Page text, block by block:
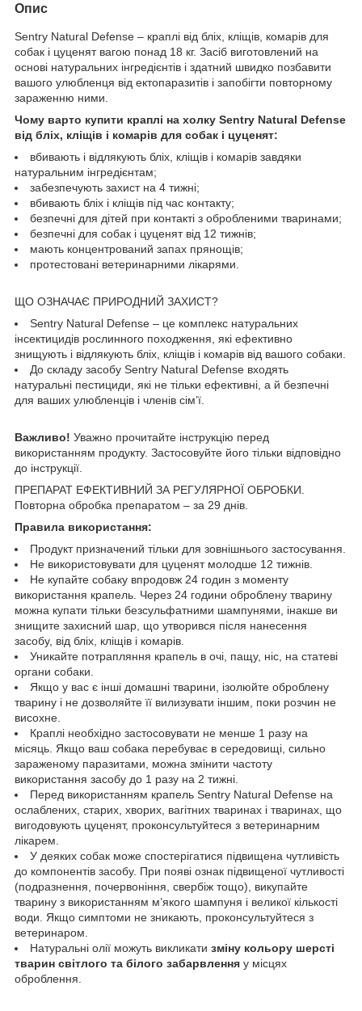
Опис
Sentry Natural Defense – краплі від бліх, кліщів, комарів для
собак і цуценят вагою понад 18 кг. Засіб виготовлений на
основі натуральних інгредієнтів і здатний швидко позбавити
вашого улюбленця від ектопаразитів і запобігти повторному
зараженню ними.
Чому варто купити краплі на холку Sentry Natural Defense
від бліх, кліщів і комарів для собак і цуценят:
вбивають і відлякують бліх, кліщів і комарів завдяки
натуральним інгредієнтам;
забезпечують захист на 4 тижні;
вбивають бліх і кліщів під час контакту;
безпечні для дітей при контакті з обробленими тваринами;
безпечні для собак і цуценят від 12 тижнів;
мають концентрований запах прянощів;
протестовані ветеринарними лікарями.
ЩО ОЗНАЧАЄ ПРИРОДНИЙ ЗАХИСТ?
Sentry Natural Defense – це комплекс натуральних
інсектицидів рослинного походження, які ефективно
знищують і відлякують бліх, кліщів і комарів від вашого собаки.
До складу засобу Sentry Natural Defense входять
натуральні пестициди, які не тільки ефективні, а й безпечні
для ваших улюбленців і членів сім’ї.
Важливо! Уважно прочитайте інструкцію перед
використанням продукту. Застосовуйте його тільки відповідно
до інструкції.
ПРЕПАРАТ ЕФЕКТИВНИЙ ЗА РЕГУЛЯРНОЇ ОБРОБКИ.
Повторна обробка препаратом – за 29 днів.
Правила використання:
Продукт призначений тільки для зовнішнього застосування.
Не використовувати для цуценят молодше 12 тижнів.
Не купайте собаку впродовж 24 годин з моменту
використання крапель. Через 24 години оброблену тварину
можна купати тільки безсульфатними шампунями, інакше ви
знищите захисний шар, що утворився після нанесення
засобу, від бліх, кліщів і комарів.
Уникайте потрапляння крапель в очі, пащу, ніс, на статеві
органи собаки.
Якщо у вас є інші домашні тварини, ізолюйте оброблену
тварину і не дозволяйте її вилизувати іншим, поки розчин не
висохне.
Краплі необхідно застосовувати не менше 1 разу на
місяць. Якщо ваш собака перебуває в середовищі, сильно
зараженому паразитами, можна змінити частоту
використання засобу до 1 разу на 2 тижні.
Перед використанням крапель Sentry Natural Defense на
ослаблених, старих, хворих, вагітних тваринах і тваринах, що
вигодовують цуценят, проконсультуйтеся з ветеринарним
лікарем.
У деяких собак може спостерігатися підвищена чутливість
до компонентів засобу. При появі ознак підвищеної чутливості
(подразнення, почервоніння, свербіж тощо), викупайте
тварину з використанням м’якого шампуня і великої кількості
води. Якщо симптоми не зникають, проконсультуйтеся з
ветеринаром.
Натуральні олії можуть викликати зміну кольору шерсті
тварин світлого та білого забарвлення у місцях
оброблення.